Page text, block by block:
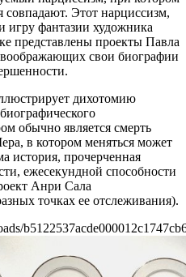
совпадают. Этот нарциссизм,
игру фантазии художника
представлены проекты Павла
свои биографии
дихотомию
обычно является смерть
в котором меняться может
история, прочерченная
ежесекундной способности
Анри Сала
точках ее отслеживания).